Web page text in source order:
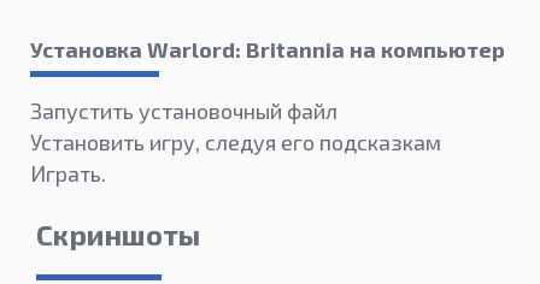
Установка Warlord: Britannia на компьютер
Запустить установочный файл
Установить игру, следуя его подсказкам
Играть.
Скриншоты